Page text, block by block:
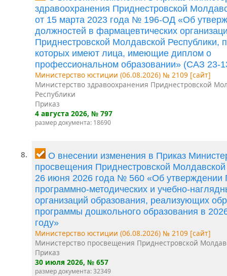
здравоохранения Приднестровской
от 15 марта 2023 года № 196-ОД «Об
должностей в фармацевтических
Приднестровской Молдавской Республики,
которых имеют лица, имеющие диплом о
профессиональном образовании» (САЗ 23-
Министерство юстиции (06.08.2026) № 2109 [сайт]
Министерство здравоохранения Приднестровской
Республики
Приказ
4 августа 2026, № 797
размер документа: 18690
8.
О внесении изменения в Приказ
просвещения Приднестровской Молдавской
26 июня 2026 года № 560 «Об утверждении
программно-методических и учебно-
организаций образования, реализующих
программы дошкольного образования в
году»
Министерство юстиции (06.08.2026) № 2109 [сайт]
Министерство просвещения Приднестровской
Приказ
30 июля 2026, № 657
размер документа: 32349